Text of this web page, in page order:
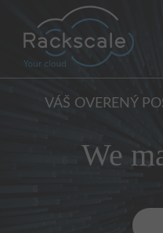
VÁŠ OVERENÝ
We